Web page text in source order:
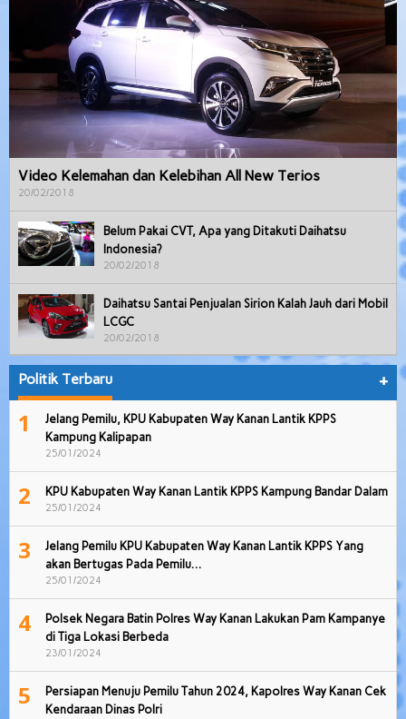
Video Kelemahan dan Kelebihan All New Terios
20/02/2018
Belum Pakai CVT, Apa yang Ditakuti Daihatsu
Indonesia?
20/02/2018
Daihatsu Santai Penjualan Sirion Kalah Jauh dari Mobil
LCGC
20/02/2018
Politik Terbaru +
1
Jelang Pemilu, KPU Kabupaten Way Kanan Lantik KPPS
Kampung Kalipapan
25/01/2024
2 KPU Kabupaten Way Kanan Lantik KPPS Kampung Bandar Dalam
25/01/2024
3
Jelang Pemilu KPU Kabupaten Way Kanan Lantik KPPS Yang
akan Bertugas Pada Pemilu…
25/01/2024
4
Polsek Negara Batin Polres Way Kanan Lakukan Pam Kampanye
di Tiga Lokasi Berbeda
23/01/2024
5
Persiapan Menuju Pemilu Tahun 2024, Kapolres Way Kanan Cek
Kendaraan Dinas Polri